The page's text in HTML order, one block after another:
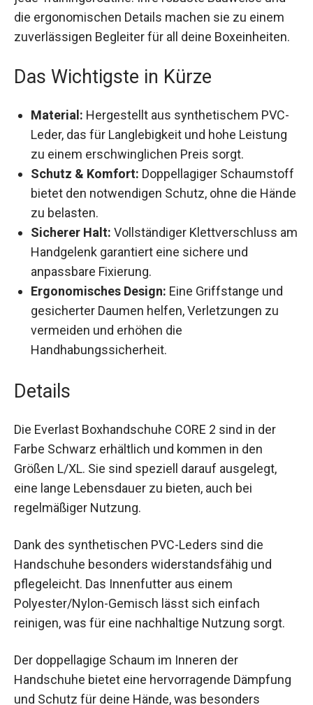
für jede Trainingsroutine. Ihre robuste Bauweise
und die ergonomischen Details machen sie zu
Boxeinheiten.
Das Wichtigste in Kürze
Material: Hergestellt aus synthetischem
PVC-Leder, das für Langlebigkeit und hohe
Leistung zu einem erschwinglichen Preis
sorgt.
Schutz & Komfort:Doppellagiger
Schaumstoff bietet den notwendigen Schutz,
ohne die Hände zu belasten.
Sicherer Halt:Vollständiger Klettverschluss
am Handgelenk garantiert eine sichere und
anpassbare Fixierung.
Ergonomisches Design:
vermeiden und erhöhen die
Details
Die Everlast Boxhandschuhe CORE 2 sind in der
Farbe Schwarz erhältlich und kommen in den
eine lange Lebensdauer zu bieten, auch bei
regelmäßiger Nutzung.
Dank des synthetischen PVC-Leders sind die
Handschuhe besonders widerstandsfähig und
Polyester/Nylon-Gemisch lässt sich einfach
reinigen, was für eine nachhaltige Nutzung sorgt.